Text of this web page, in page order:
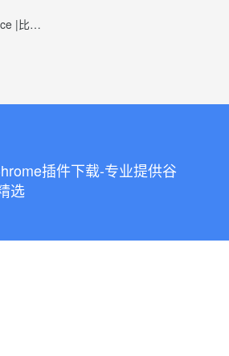
Avast SafePrice |比较、交易、优惠券
插件下载-专业提供谷
选